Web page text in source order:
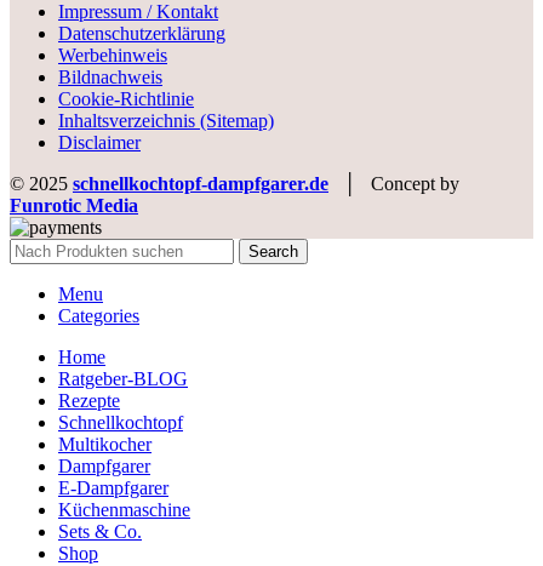
Impressum / Kontakt
Datenschutzerklärung
Werbehinweis
Bildnachweis
Cookie-Richtlinie
Inhaltsverzeichnis (Sitemap)
Disclaimer
© 2025 schnellkochtopf-dampfgarer.de │ Concept by
Funrotic Media
Search
Menu
Categories
Home
Ratgeber-BLOG
Rezepte
Schnellkochtopf
Multikocher
Dampfgarer
E-Dampfgarer
Küchenmaschine
Sets & Co.
Shop